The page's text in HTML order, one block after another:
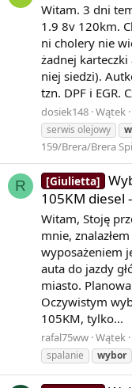
Witam. 3 dni
1.9 8v 120km.
ni cholery nie
żadnej
niej siedzi).
tzn. DPF i EGR.
dosiek148 Wątek
serwis olejowy
159/Brera/Brera
R [Giulietta]
105KM diesel
Witam, Stoję
mnie,
wyposażeniem
auta do jazdy
miasto.
Oczywistym
105KM, tylko...
rafal75ww Wątek
spalanie
wybor